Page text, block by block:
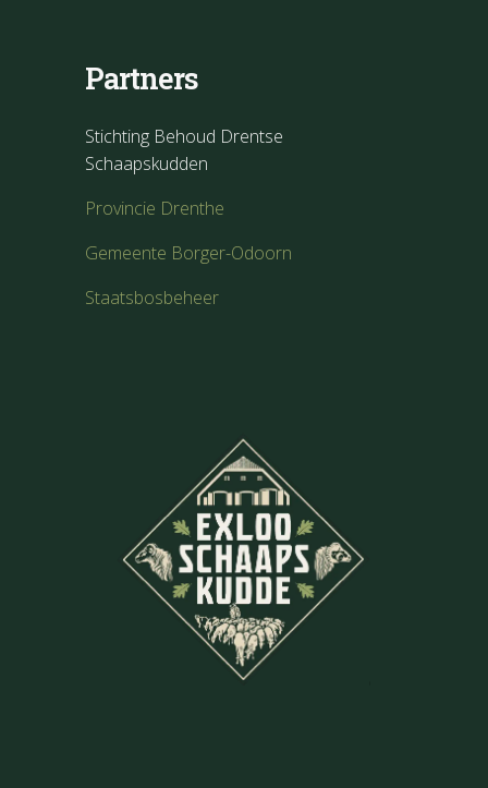
Partners
Stichting Behoud Drentse
Schaapskudden
Provincie Drenthe
Gemeente Borger-Odoorn
Staatsbosbeheer